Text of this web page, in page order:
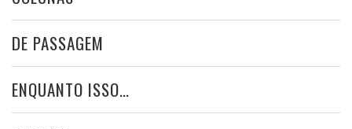
DE PASSAGEM
ENQUANTO ISSO…